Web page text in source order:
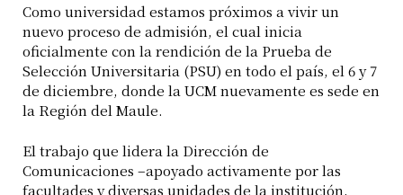
Como universidad estamos próximos a vivir un
nuevo proceso de admisión, el cual inicia
oficialmente con la rendición de la Prueba de
Selección Universitaria (PSU) en todo el país, el 6 y 7
de diciembre, donde la UCM nuevamente es sede en
la Región del Maule.
El trabajo que lidera la Dirección de
Comunicaciones –apoyado activamente por las
facultades y diversas unidades de la institución,